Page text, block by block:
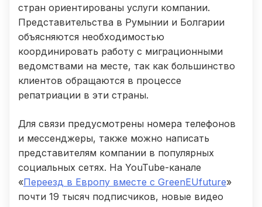
стран ориентированы услуги компании.
Представительства в Румынии и Болгарии
объясняются необходимостью
координировать работу с миграционными
ведомствами на месте, так как большинство
клиентов обращаются в процессе
репатриации в эти страны.
Для связи предусмотрены номера телефонов
и мессенджеры, также можно написать
представителям компании в популярных
социальных сетях. На YouTube-канале
«Переезд в Европу вместе с GreenEUfuture»
почти 19 тысяч подписчиков, новые видео